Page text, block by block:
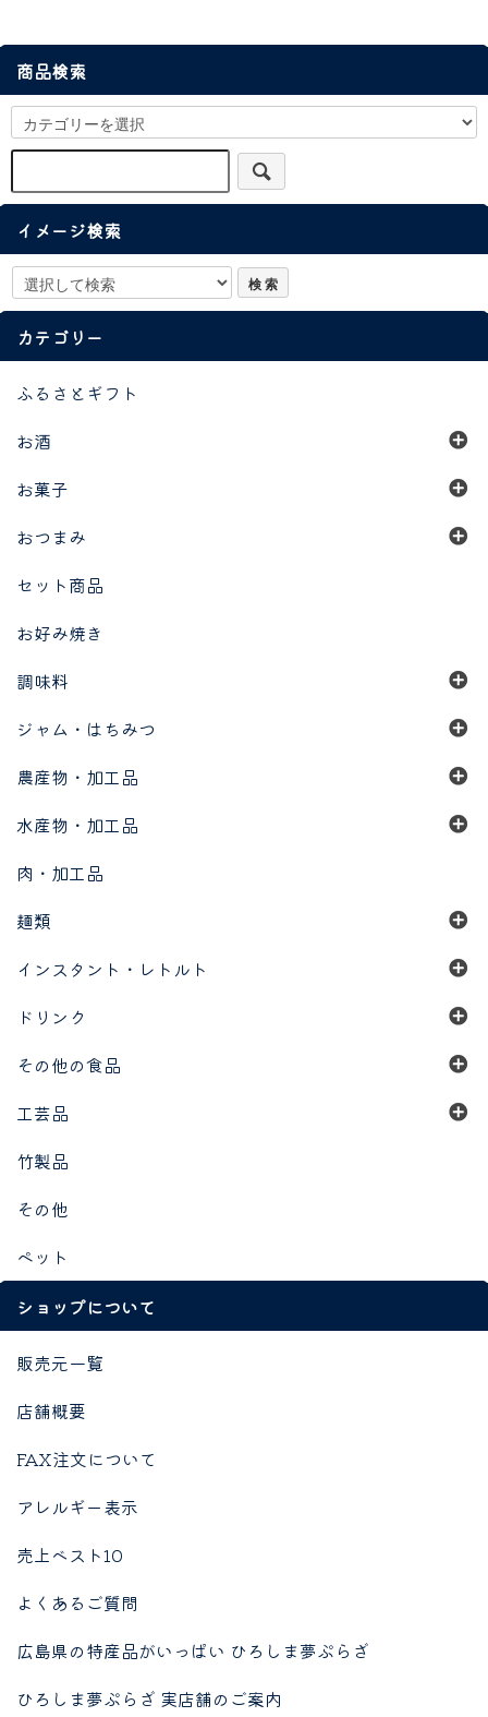
商品検索
イメージ検索
カテゴリー
ふるさとギフト
お酒
お菓子
おつまみ
セット商品
お好み焼き
調味料
ジャム・はちみつ
農産物・加工品
水産物・加工品
肉・加工品
麺類
インスタント・レトルト
ドリンク
その他の食品
工芸品
竹製品
その他
ペット
ショップについて
販売元一覧
店舗概要
FAX注文について
アレルギー表示
売上ベスト10
よくあるご質問
広島県の特産品がいっぱい ひろしま夢ぷらざ
ひろしま夢ぷらざ 実店舗のご案内